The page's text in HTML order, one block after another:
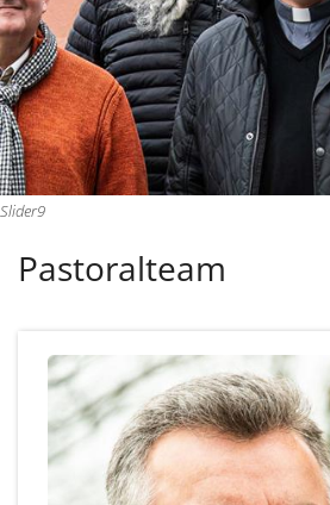
Slider9
Pastoralteam